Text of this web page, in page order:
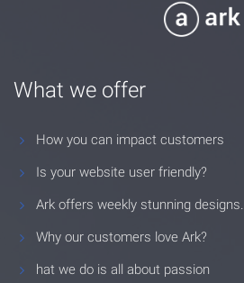
What we offer
How you can impact customers
Is your website user friendly?
Ark offers weekly stunning designs.
Why our customers love Ark?
hat we do is all about passion